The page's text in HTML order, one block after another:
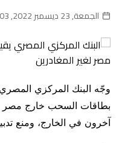
الجمعة, 23 ديسمبر 2022, 13:03
وجّه البنك المركزي
بطاقات السحب خارج مصر
آخرون في الخارج، ومنع